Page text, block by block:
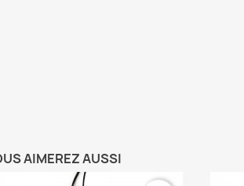
AIMEREZ AUSSI